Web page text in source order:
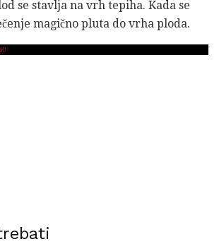
se stavlja na vrh tepiha. Kada se
magično pluta do vrha ploda.